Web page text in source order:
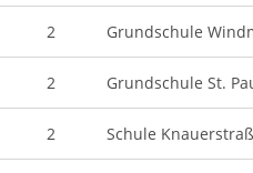
2 Grundschule
2 Grundschule St.
2 Schule